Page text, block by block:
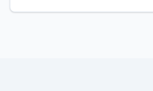
Para solicitar o serviço,